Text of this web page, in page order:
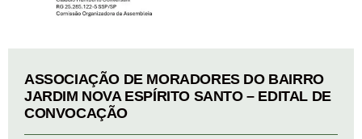
ASSOCIAÇÃO DE MORADORES DO BAIRRO
JARDIM NOVA ESPÍRITO SANTO – EDITAL DE
CONVOCAÇÃO